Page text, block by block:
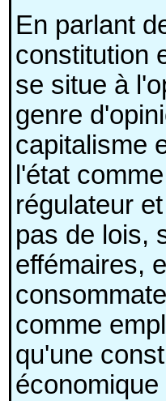
En parlant
constitution
se situe à
genre
capitalisme
l'état
régulateur
pas de lois,
effémaires,
comme
qu'une